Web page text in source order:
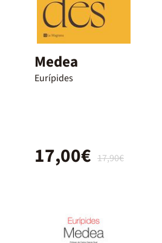
Medea
Eurípides
17,90€
17,00€